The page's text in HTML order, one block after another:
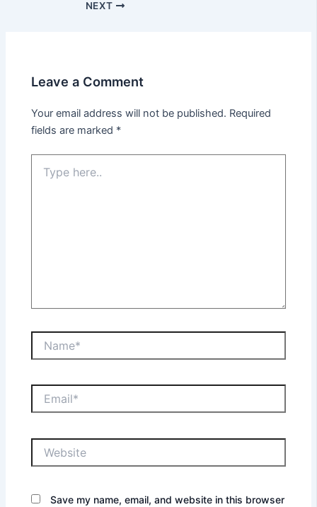
NEXT
Leave a Comment
Your email address will not be published. Required
fields are marked *
here..
Save my name, email, and website in this browser